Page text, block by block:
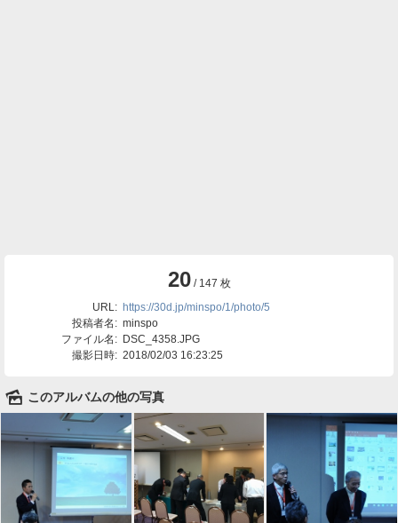
20 / 147 枚
URL: https://30d.jp/minspo/1/photo/5
投稿者名: minspo
ファイル名: DSC_4358.JPG
撮影日時: 2018/02/03 16:23:25
🌄 このアルバムの他の写真